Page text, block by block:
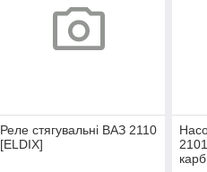
Реле стягувальні ВАЗ 2110
[ELDIX]